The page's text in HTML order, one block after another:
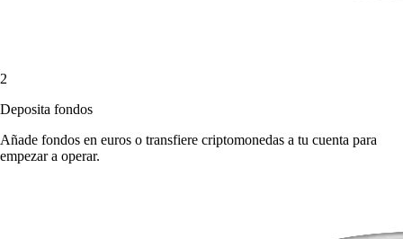
2
Deposita fondos
Añade fondos en euros o transfiere criptomonedas a tu cuenta para
empezar a operar.